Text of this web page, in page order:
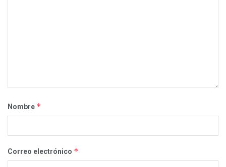
Nombre *
Correo electrónico *